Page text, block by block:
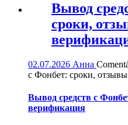
Вывод
сроки,
02.07.2026 Анна
с Фонбет: сроки,
Вывод средств с
верификация